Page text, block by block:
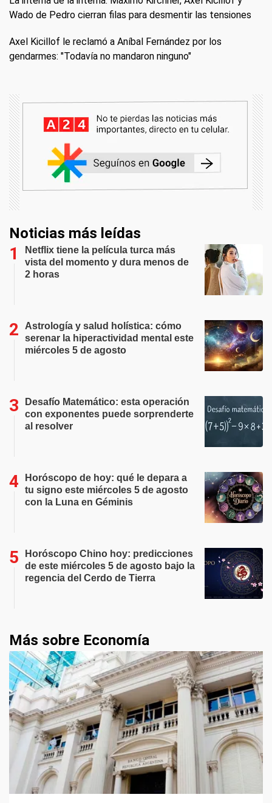
Wado de Pedro cierran filas para desmentir las tensiones
Axel Kicillof le reclamó a Aníbal Fernández por los
gendarmes: "Todavía no mandaron ninguno"
Noticias más leídas
Netflix tiene la película turca más
vista del momento y dura menos de
2 horas
Astrología y salud holística: cómo
serenar la hiperactividad mental este
miércoles 5 de agosto
Desafío Matemático: esta operación
con exponentes puede sorprenderte
al resolver
Horóscopo de hoy: qué le depara a
tu signo este miércoles 5 de agosto
con la Luna en Géminis
Horóscopo Chino hoy: predicciones
de este miércoles 5 de agosto bajo la
regencia del Cerdo de Tierra
Más sobre Economía